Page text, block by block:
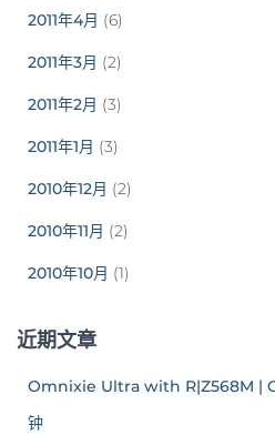
2011年4月 (6)
2011年3月 (2)
2011年2月 (3)
2011年1月 (3)
2010年12月 (2)
2010年11月 (2)
2010年10月 (1)
近期文章
Omnixie Ultra with R|Z568M |
钟